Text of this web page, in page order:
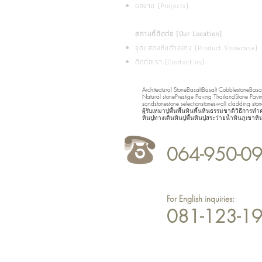
ผลงาน (Projects)
สถานที่ติดต่อ (Our Location)
จุดแสดงหินตัวอย่าง (Product Showcase)
ติดต่อเรา (Contact us)
Architectural StoneBasaltBasalt Cobblestone
Natural stonePrestige Paving ThailandStone
sandstonestone selectionstoneswall cladding
ผู้รับเหมาปูพื้นพื้นหินพื้นหินธรรมชาติวิธีการท
หินปูทางเดินหินปูพื้นหินปูสระว่ายน้ำหินภูเขาหิ
064-950-
For English inquiries:
081-123-